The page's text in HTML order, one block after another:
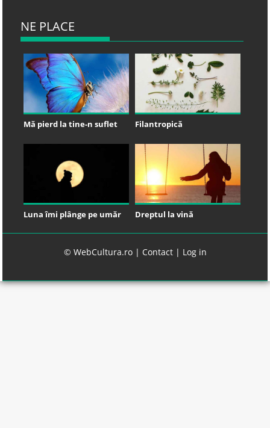
NE PLACE
Mă pierd la tine-n suflet Filantropică
Luna îmi plânge pe umăr Dreptul la vină
© WebCultura.ro | Contact| Log in